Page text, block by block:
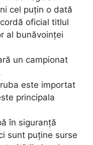
cel puțin o dată
oficial titlul
al bunăvoinței
un campionat
este importat
principala
în siguranță
sunt puține surse